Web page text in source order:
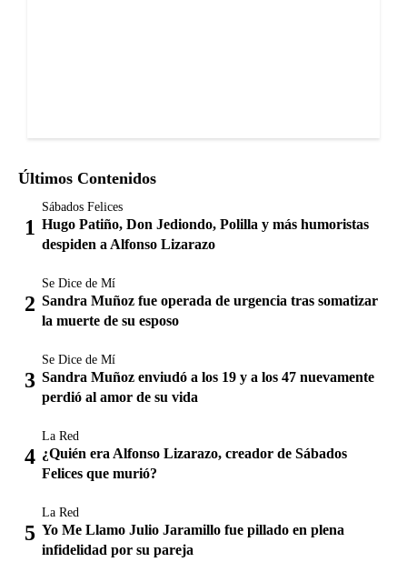
Últimos Contenidos
Sábados Felices
Hugo Patiño, Don Jediondo, Polilla y más humoristas
despiden a Alfonso Lizarazo
Se Dice de Mí
Sandra Muñoz fue operada de urgencia tras somatizar
la muerte de su esposo
Se Dice de Mí
Sandra Muñoz enviudó a los 19 y a los 47 nuevamente
perdió al amor de su vida
La Red
¿Quién era Alfonso Lizarazo, creador de Sábados
Felices que murió?
La Red
Yo Me Llamo Julio Jaramillo fue pillado en plena
infidelidad por su pareja